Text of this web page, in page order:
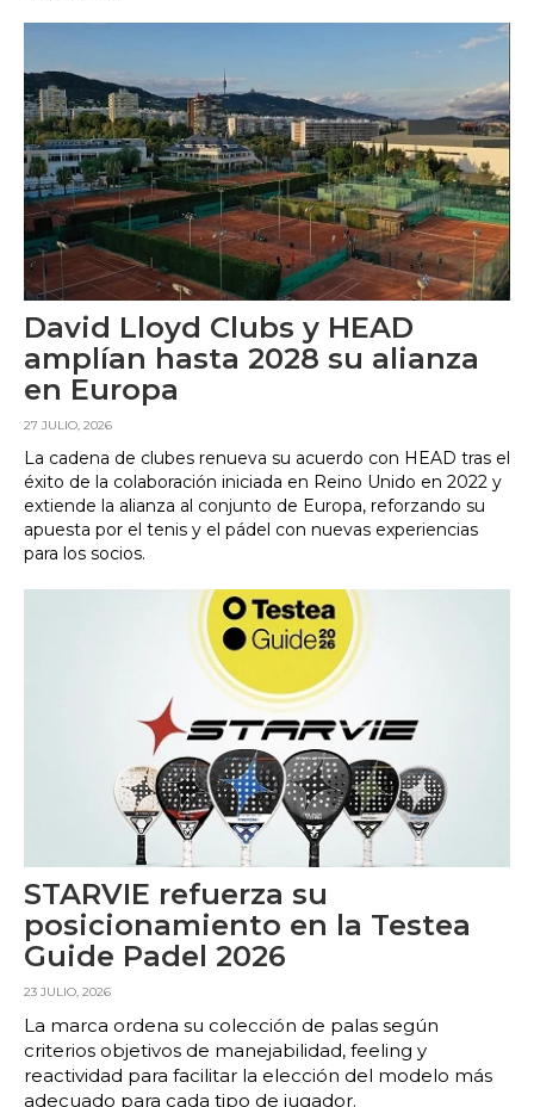
David Lloyd Clubs y HEAD
amplían hasta 2028 su alianza
en Europa
27 JULIO, 2026
La cadena de clubes renueva su acuerdo con HEAD tras el
éxito de la colaboración iniciada en Reino Unido en 2022 y
extiende la alianza al conjunto de Europa, reforzando su
apuesta por el tenis y el pádel con nuevas experiencias
para los socios.
STARVIE refuerza su
posicionamiento en la Testea
Guide Padel 2026
23 JULIO, 2026
La marca ordena su colección de palas según
criterios objetivos de manejabilidad, feeling y
reactividad para facilitar la elección del modelo más
adecuado para cada tipo de jugador.